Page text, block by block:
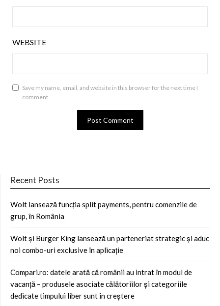
WEBSITE
Save my name, email, and website in this browser for the next time I
comment.
Recent Posts
Wolt lansează funcția split payments, pentru comenzile de
grup, în România
Wolt și Burger King lansează un parteneriat strategic și aduc
noi combo-uri exclusive în aplicație
Compari.ro: datele arată că românii au intrat în modul de
vacanță – produsele asociate călătoriilor și categoriile
dedicate timpului liber sunt în creștere